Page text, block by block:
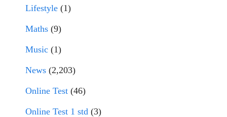
Lifestyle (1)
Maths (9)
Music (1)
News (2,203)
Online Test (46)
Online Test 1 std (3)